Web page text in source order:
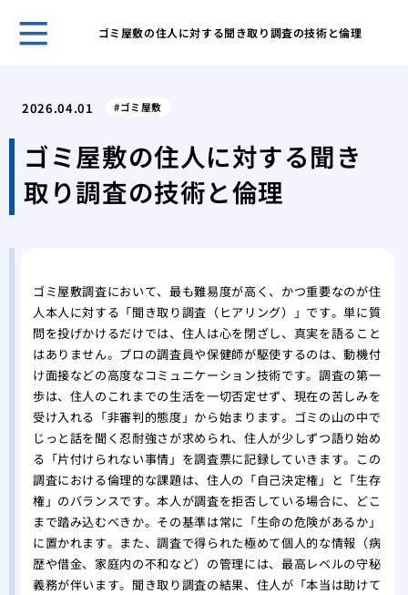
ゴミ屋敷の住人に対する聞き取り調査の技術と倫理
１
方
ゴ
が
ゴ
家
2026.04.01 ゴミ屋敷
ゴミ屋敷の住人に対する聞き
取り調査の技術と倫理
ゴミ屋敷調査において、最も難易度が高く、かつ重要なのが住
人本人に対する「聞き取り調査（ヒアリング）」です。単に質
問を投げかけるだけでは、住人は心を閉ざし、真実を語ること
はありません。プロの調査員や保健師が駆使するのは、動機付
け面接などの高度なコミュニケーション技術です。調査の第一
歩は、住人のこれまでの生活を一切否定せず、現在の苦しみを
受け入れる「非審判的態度」から始まります。ゴミの山の中で
じっと話を聞く忍耐強さが求められ、住人が少しずつ語り始め
る「片付けられない事情」を調査票に記録していきます。この
調査における倫理的な課題は、住人の「自己決定権」と「生存
権」のバランスです。本人が調査を拒否している場合に、どこ
まで踏み込むべきか。その基準は常に「生命の危険があるか」
に置かれます。また、調査で得られた極めて個人的な情報（病
歴や借金、家庭内の不和など）の管理には、最高レベルの守秘
義務が伴います。聞き取り調査の結果、住人が「本当は助けて